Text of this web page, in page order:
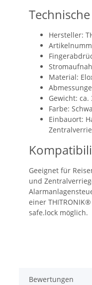
Hersteller:
Material:
Gewicht: ca.
Farbe:
Einbauort:
Geeignet für
und
einer
safe.lock möglich.
Bewertungen